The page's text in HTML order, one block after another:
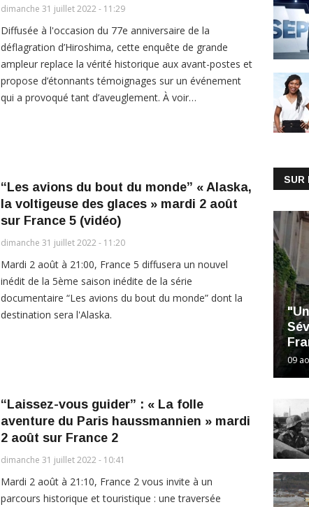
dimanche 31 juillet 2022 - 11:29
Diffusée à l'occasion du 77e anniversaire de la
déflagration d’Hiroshima, cette enquête de grande
ampleur replace la vérité historique aux avant-postes et
propose d’étonnants témoignages sur un événement
qui a provoqué tant d’aveuglement. À voir…
“Les avions du bout du monde” « Alaska,
la voltigeuse des glaces » mardi 2 août
sur France 5 (vidéo)
dimanche 31 juillet 2022 - 11:20
Mardi 2 août à 21:00, France 5 diffusera un nouvel
inédit de la 5ème saison inédite de la série
documentaire “Les avions du bout du monde” dont la
destination sera l'Alaska.
“Laissez-vous guider” : « La folle
aventure du Paris haussmannien » mardi
2 août sur France 2
dimanche 31 juillet 2022 - 10:41
Mardi 2 août à 21:10, France 2 vous invite à un
parcours historique et touristique : une traversée
SUR
09